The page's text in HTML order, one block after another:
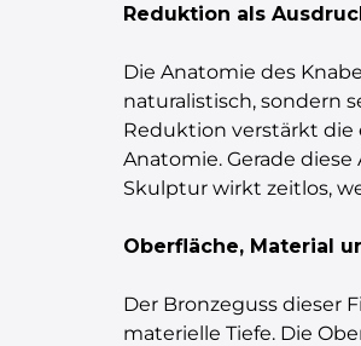
Reduktion als
Die Anatomie des
naturalistisch, sondern
Reduktion verstärkt die
Anatomie. Gerade
Skulptur wirkt zeitlos,
Oberfläche, Material
Der Bronzeguss dieser
materielle Tiefe. Die